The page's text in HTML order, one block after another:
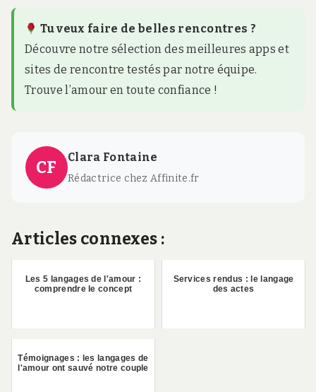
Tu veux faire de belles rencontres ?
Découvre notre sélection des meilleures apps et
sites de rencontre testés par notre équipe.
Trouve l’amour en toute confiance !
CF
Clara Fontaine
Rédactrice chez Affinite.fr
Articles connexes :
Les 5 langages de l'amour :
comprendre le concept
Services rendus : le langage
des actes
Témoignages : les langages de
l'amour ont sauvé notre couple